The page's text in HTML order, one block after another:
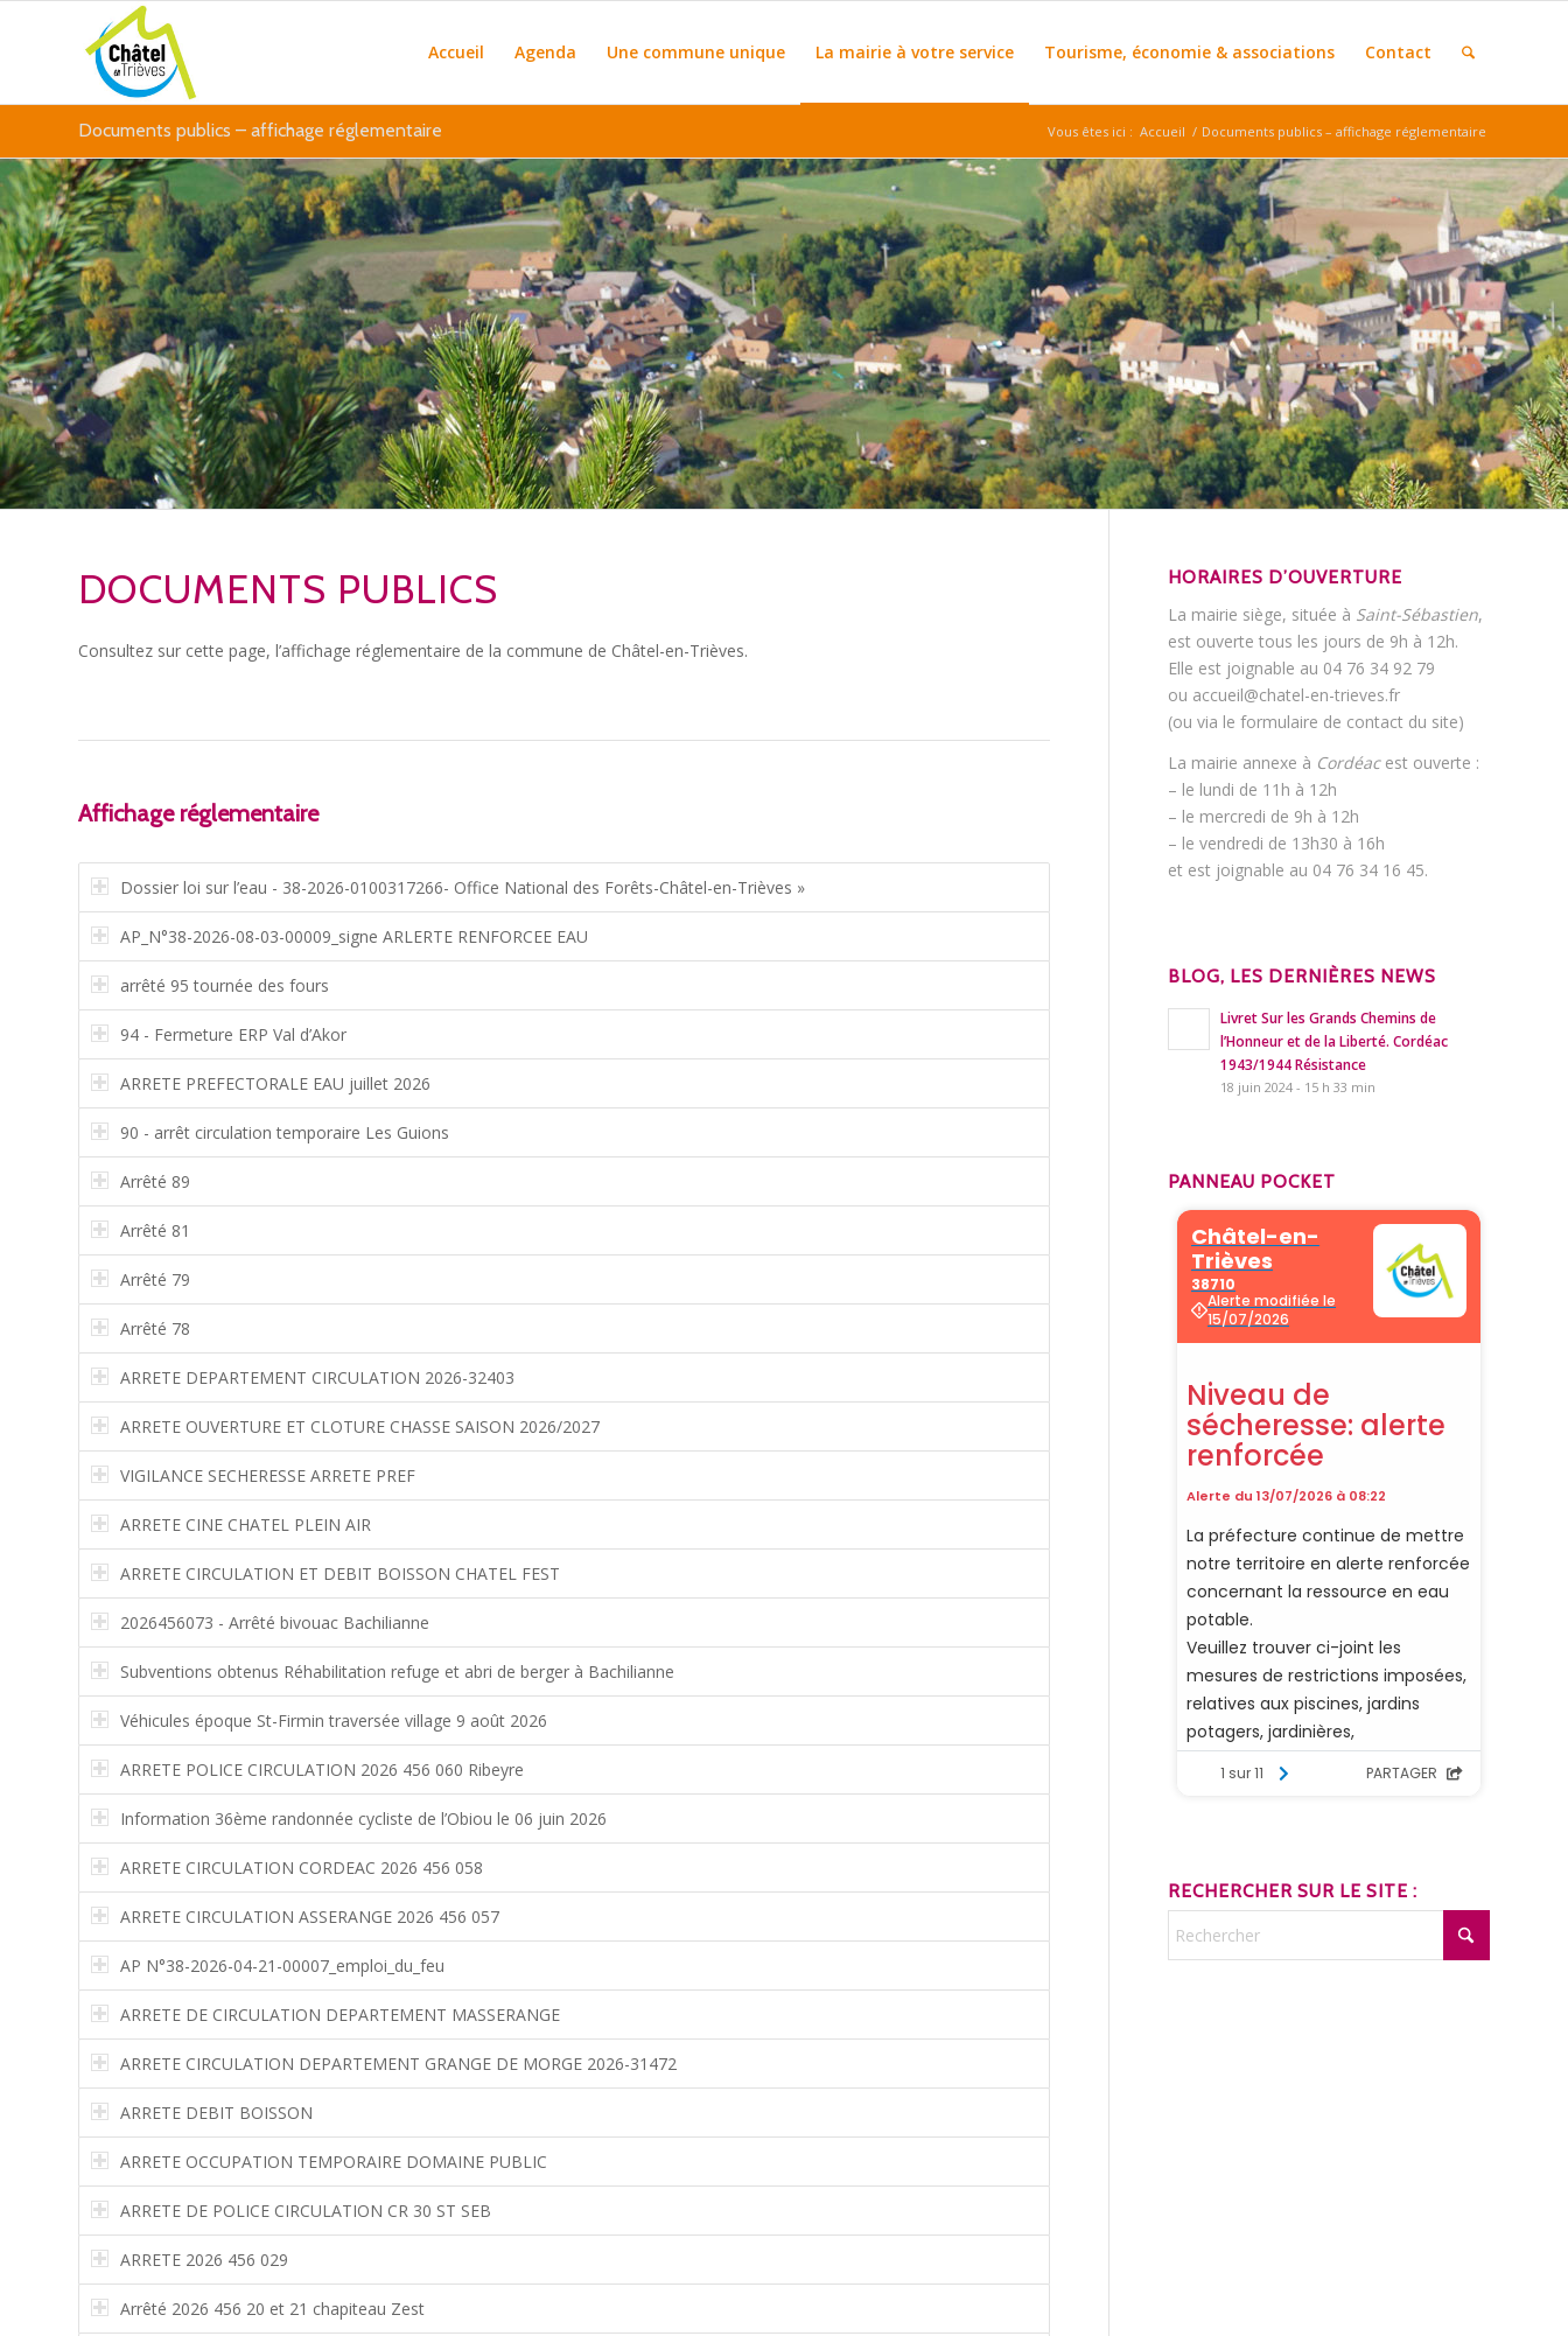
Accueil Agenda Une commune unique La mairie à votre service Tourisme, économie & associations Contact
Documents publics – affichage réglementaire Vous êtes ici : Accueil / Documents publics – affichage réglementaire
DOCUMENTS PUBLICS
Consultez sur cette page, l’affichage réglementaire de la commune de Châtel-en-Trièves.
Affichage réglementaire
Dossier loi sur l’eau - 38-2026-0100317266- Office National des Forêts-Châtel-en-Trièves »
AP_N°38-2026-08-03-00009_signe ARLERTE RENFORCEE EAU
arrêté 95 tournée des fours
94 - Fermeture ERP Val d’Akor
ARRETE PREFECTORALE EAU juillet 2026
90 - arrêt circulation temporaire Les Guions
Arrêté 89
Arrêté 81
Arrêté 79
Arrêté 78
ARRETE DEPARTEMENT CIRCULATION 2026-32403
ARRETE OUVERTURE ET CLOTURE CHASSE SAISON 2026/2027
VIGILANCE SECHERESSE ARRETE PREF
ARRETE CINE CHATEL PLEIN AIR
ARRETE CIRCULATION ET DEBIT BOISSON CHATEL FEST
2026456073 - Arrêté bivouac Bachilianne
Subventions obtenus Réhabilitation refuge et abri de berger à Bachilianne
Véhicules époque St-Firmin traversée village 9 août 2026
ARRETE POLICE CIRCULATION 2026 456 060 Ribeyre
Information 36ème randonnée cycliste de l’Obiou le 06 juin 2026
ARRETE CIRCULATION CORDEAC 2026 456 058
ARRETE CIRCULATION ASSERANGE 2026 456 057
AP N°38-2026-04-21-00007_emploi_du_feu
ARRETE DE CIRCULATION DEPARTEMENT MASSERANGE
ARRETE CIRCULATION DEPARTEMENT GRANGE DE MORGE 2026-31472
ARRETE DEBIT BOISSON
ARRETE OCCUPATION TEMPORAIRE DOMAINE PUBLIC
ARRETE DE POLICE CIRCULATION CR 30 ST SEB
ARRETE 2026 456 029
Arrêté 2026 456 20 et 21 chapiteau Zest
HORAIRES D’OUVERTURE
La mairie siège, située à Saint-Sébastien,
est ouverte tous les jours de 9h à 12h.
Elle est joignable au 04 76 34 92 79
ou accueil@chatel-en-trieves.fr
(ou via le formulaire de contact du site)
La mairie annexe à Cordéacest ouverte :
– le lundi de 11h à 12h
– le mercredi de 9h à 12h
– le vendredi de 13h30 à 16h
et est joignable au 04 76 34 16 45.
BLOG, LES DERNIÈRES NEWS
Livret Sur les Grands Chemins de
l’Honneur et de la Liberté. Cordéac
1943/1944 Résistance
18 juin 2024 - 15 h 33 min
PANNEAU POCKET
RECHERCHER SUR LE SITE :